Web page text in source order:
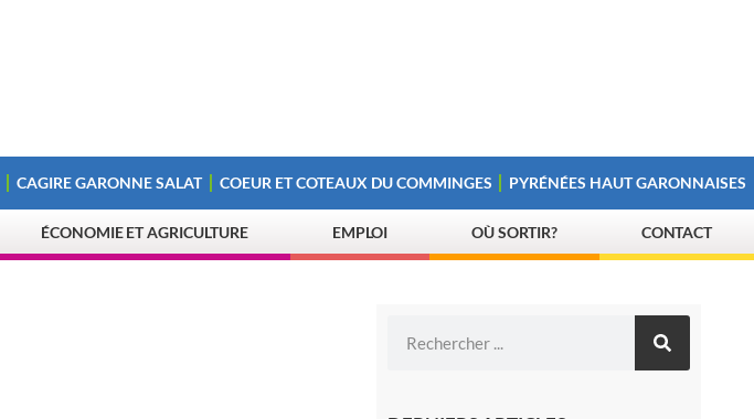
CAGIRE GARONNE SALAT COEUR ET COTEAUX DU COMMINGES PYRÉNÉES HAUT GARONNAISES
ÉCONOMIE ET AGRICULTURE EMPLOI OÙ SORTIR? CONTACT